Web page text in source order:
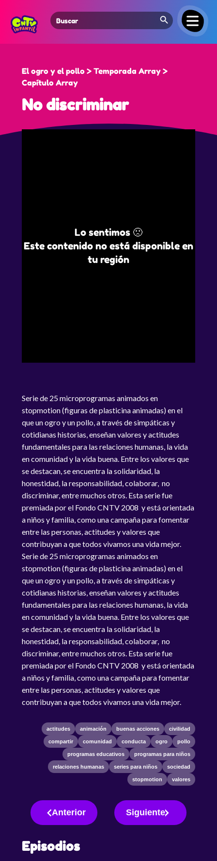
Search
for:
Search Button
El ogro y el pollo > Temporada Array >
Capítulo Array
No discriminar
Lo sentimos 🙁
Este contenido no está disponible en
tu región
Serie de 25 microprogramas animados en
stopmotion (figuras de plasticina animadas) en el
que un ogro y un pollo, a través de simpáticas y
cotidianas historias, enseñan valores y actitudes
fundamentales para las relaciones humanas, la vida
en comunidad y la vida buena. Entre los valores que
se destacan, se encuentra la solidaridad, la
honestidad, la responsabilidad, colaborar, no
discriminar, entre muchos otros. Esta serie fue
premiada por el Fondo CNTV 2008 y está orientada
a niños y familia, como una campaña para fomentar
entre las personas, actitudes y valores que
contribuyan a que todos vivamos una vida mejor.
Serie de 25 microprogramas animados en
stopmotion (figuras de plasticina animadas) en el
que un ogro y un pollo, a través de simpáticas y
cotidianas historias, enseñan valores y actitudes
fundamentales para las relaciones humanas, la vida
en comunidad y la vida buena. Entre los valores que
se destacan, se encuentra la solidaridad, la
honestidad, la responsabilidad, colaborar, no
discriminar, entre muchos otros. Esta serie fue
premiada por el Fondo CNTV 2008 y está orientada
a niños y familia, como una campaña para fomentar
entre las personas, actitudes y valores que
contribuyan a que todos vivamos una vida mejor.
actitudes animación buenas acciones civilidad
compartir comunidad conducta ogro pollo
programas educativos programas para niños
relaciones humanas series para niños sociedad
stopmotion valores
Anterior Siguiente
Episodios